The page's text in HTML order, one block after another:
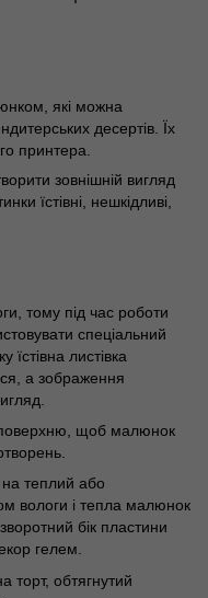
які можна
десертів. Їх
принтера.
зовнішній вигляд
їстівні, нешкідливі,
тому під час роботи
спеціальний
листівка
а зображення
поверхню, щоб малюнок
на теплий або
вологи і тепла малюнок
бік пластини
гелем.
торт, обтягнутий